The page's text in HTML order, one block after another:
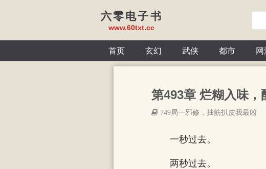
六零电子书
www.60txt.cc
首页 玄幻 武侠 都市 网
第493章 烂糊入味，
749局一邪修，抽筋扒皮我最凶
一秒过去。
两秒过去。